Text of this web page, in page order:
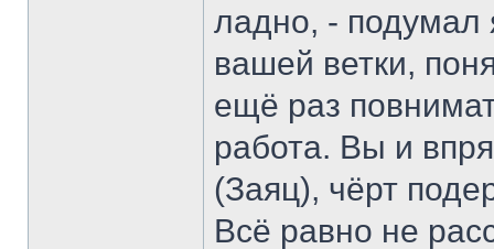
ладно, - подумал
вашей ветки,
ещё раз
работа. Вы и
(Заяц), чёрт
Всё равно не